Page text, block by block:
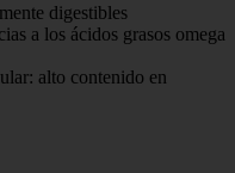
digestibles
a los ácidos grasos omega
alto contenido en